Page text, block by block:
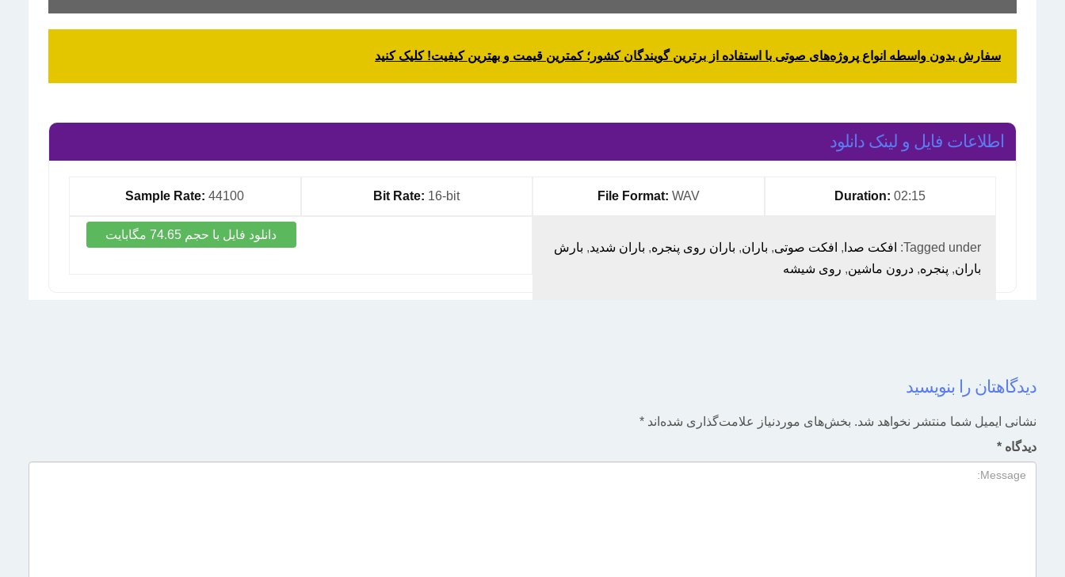
سفارش بدون واسطه انواع پروژه‌های صوتی با استفاده از برترین گویندگان کشور؛ کمترین قیمت و بهترین کیفیت! کلیک کنید
اطلاعات فایل و لینک دانلود
Duration:02:15
File Format: WAV
Bit Rate: 16-bit
Sample Rate:44100
Tagged under: افکت صدا , افکت صوتی, باران, باران روی پنجره, باران شدید, بارش
باران, پنجره, درون ماشین, روی شیشه
دانلود فایل با حجم 74.65 مگابایت
دیدگاهتان را بنویسید
نشانی ایمیل شما منتشر نخواهد شد. بخش‌های موردنیاز علامت‌گذاری شده‌اند *
دیدگاه *